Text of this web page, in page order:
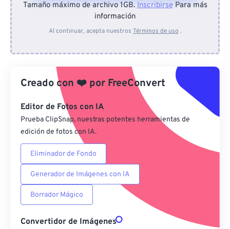
Desde el dispositivo
Desde Google Drive
Desde OneDrive
Desde URL
Tamaño máximo de archivo 1GB.InscribirsePara más
información
Al continuar, acepta nuestros Términos de uso .
Creado con ❤️ por FreeConvert
Editor de Fotos con IA
Prueba ClipSnap, nuestras potentes herramientas de
edición de fotos con IA.
Eliminador de Fondo
Generador de Imágenes con IA
Borrador Mágico
Convertidor de Imágenes